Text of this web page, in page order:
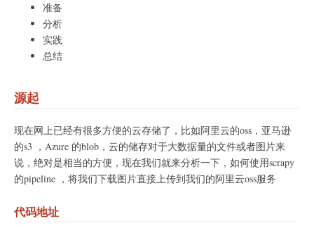
准备
分析
实践
总结
源起
现在网上已经有很多方便的云存储了，比如阿里云的oss，亚马逊
的s3 ，Azure 的blob，云的储存对于大数据量的文件或者图片来
说，绝对是相当的方便，现在我们就来分析一下，如何使用scrapy
的pipeline ，将我们下载图片直接上传到我们的阿里云oss服务
代码地址